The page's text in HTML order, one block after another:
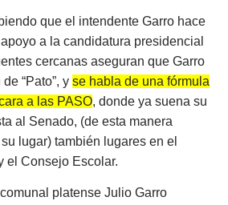
que el intendente Garro hace
a la candidatura presidencial
cercanas aseguran que Garro
“Pato”, y se habla de una fórmula
a las PASO, donde ya suena su
al Senado, (de esta manera
lugar) también lugares en el
el Consejo Escolar.
platense Julio Garro